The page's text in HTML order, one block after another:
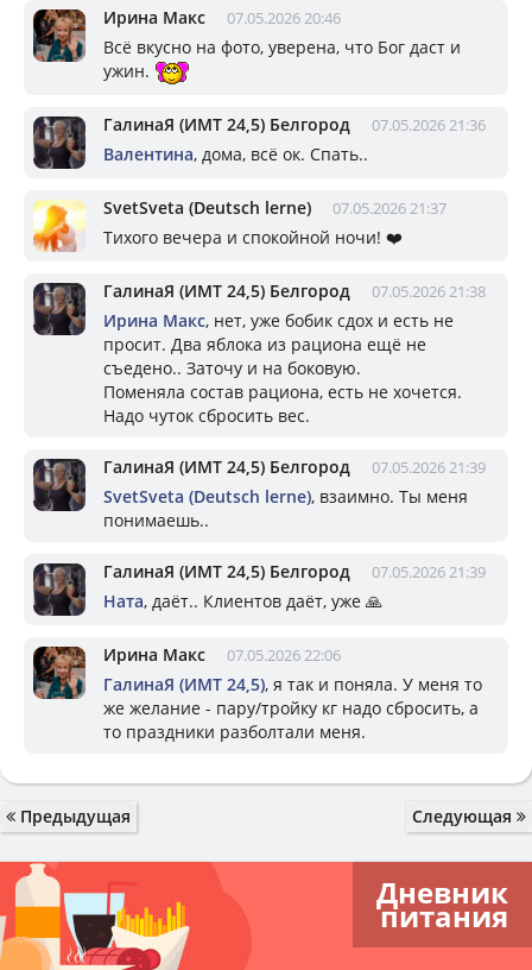
Ирина Макс 07.05.2026 20:46
Всё вкусно на фото, уверена, что Бог даст и
ужин.
ГалинаЯ (ИМТ 24,5) Белгород 07.05.2026 21:36
Валентина, дома, всё ок. Спать..
SvetSveta (Deutsch lerne) 07.05.2026 21:37
Тихого вечера и спокойной ночи! ❤️
ГалинаЯ (ИМТ 24,5) Белгород 07.05.2026 21:38
Ирина Макс, нет, уже бобик сдох и есть не
просит. Два яблока из рациона ещё не
съедено.. Заточу и на боковую.
Поменяла состав рациона, есть не хочется.
Надо чуток сбросить вес.
ГалинаЯ (ИМТ 24,5) Белгород 07.05.2026 21:39
SvetSveta (Deutsch lerne), взаимно. Ты меня
понимаешь..
ГалинаЯ (ИМТ 24,5) Белгород 07.05.2026 21:39
Ната, даёт.. Клиентов даёт, уже 🙏
Ирина Макс 07.05.2026 22:06
ГалинаЯ (ИМТ 24,5), я так и поняла. У меня то
же желание - пару/тройку кг надо сбросить, а
то праздники разболтали меня.
Предыдущая Следующая
Дневник
питания